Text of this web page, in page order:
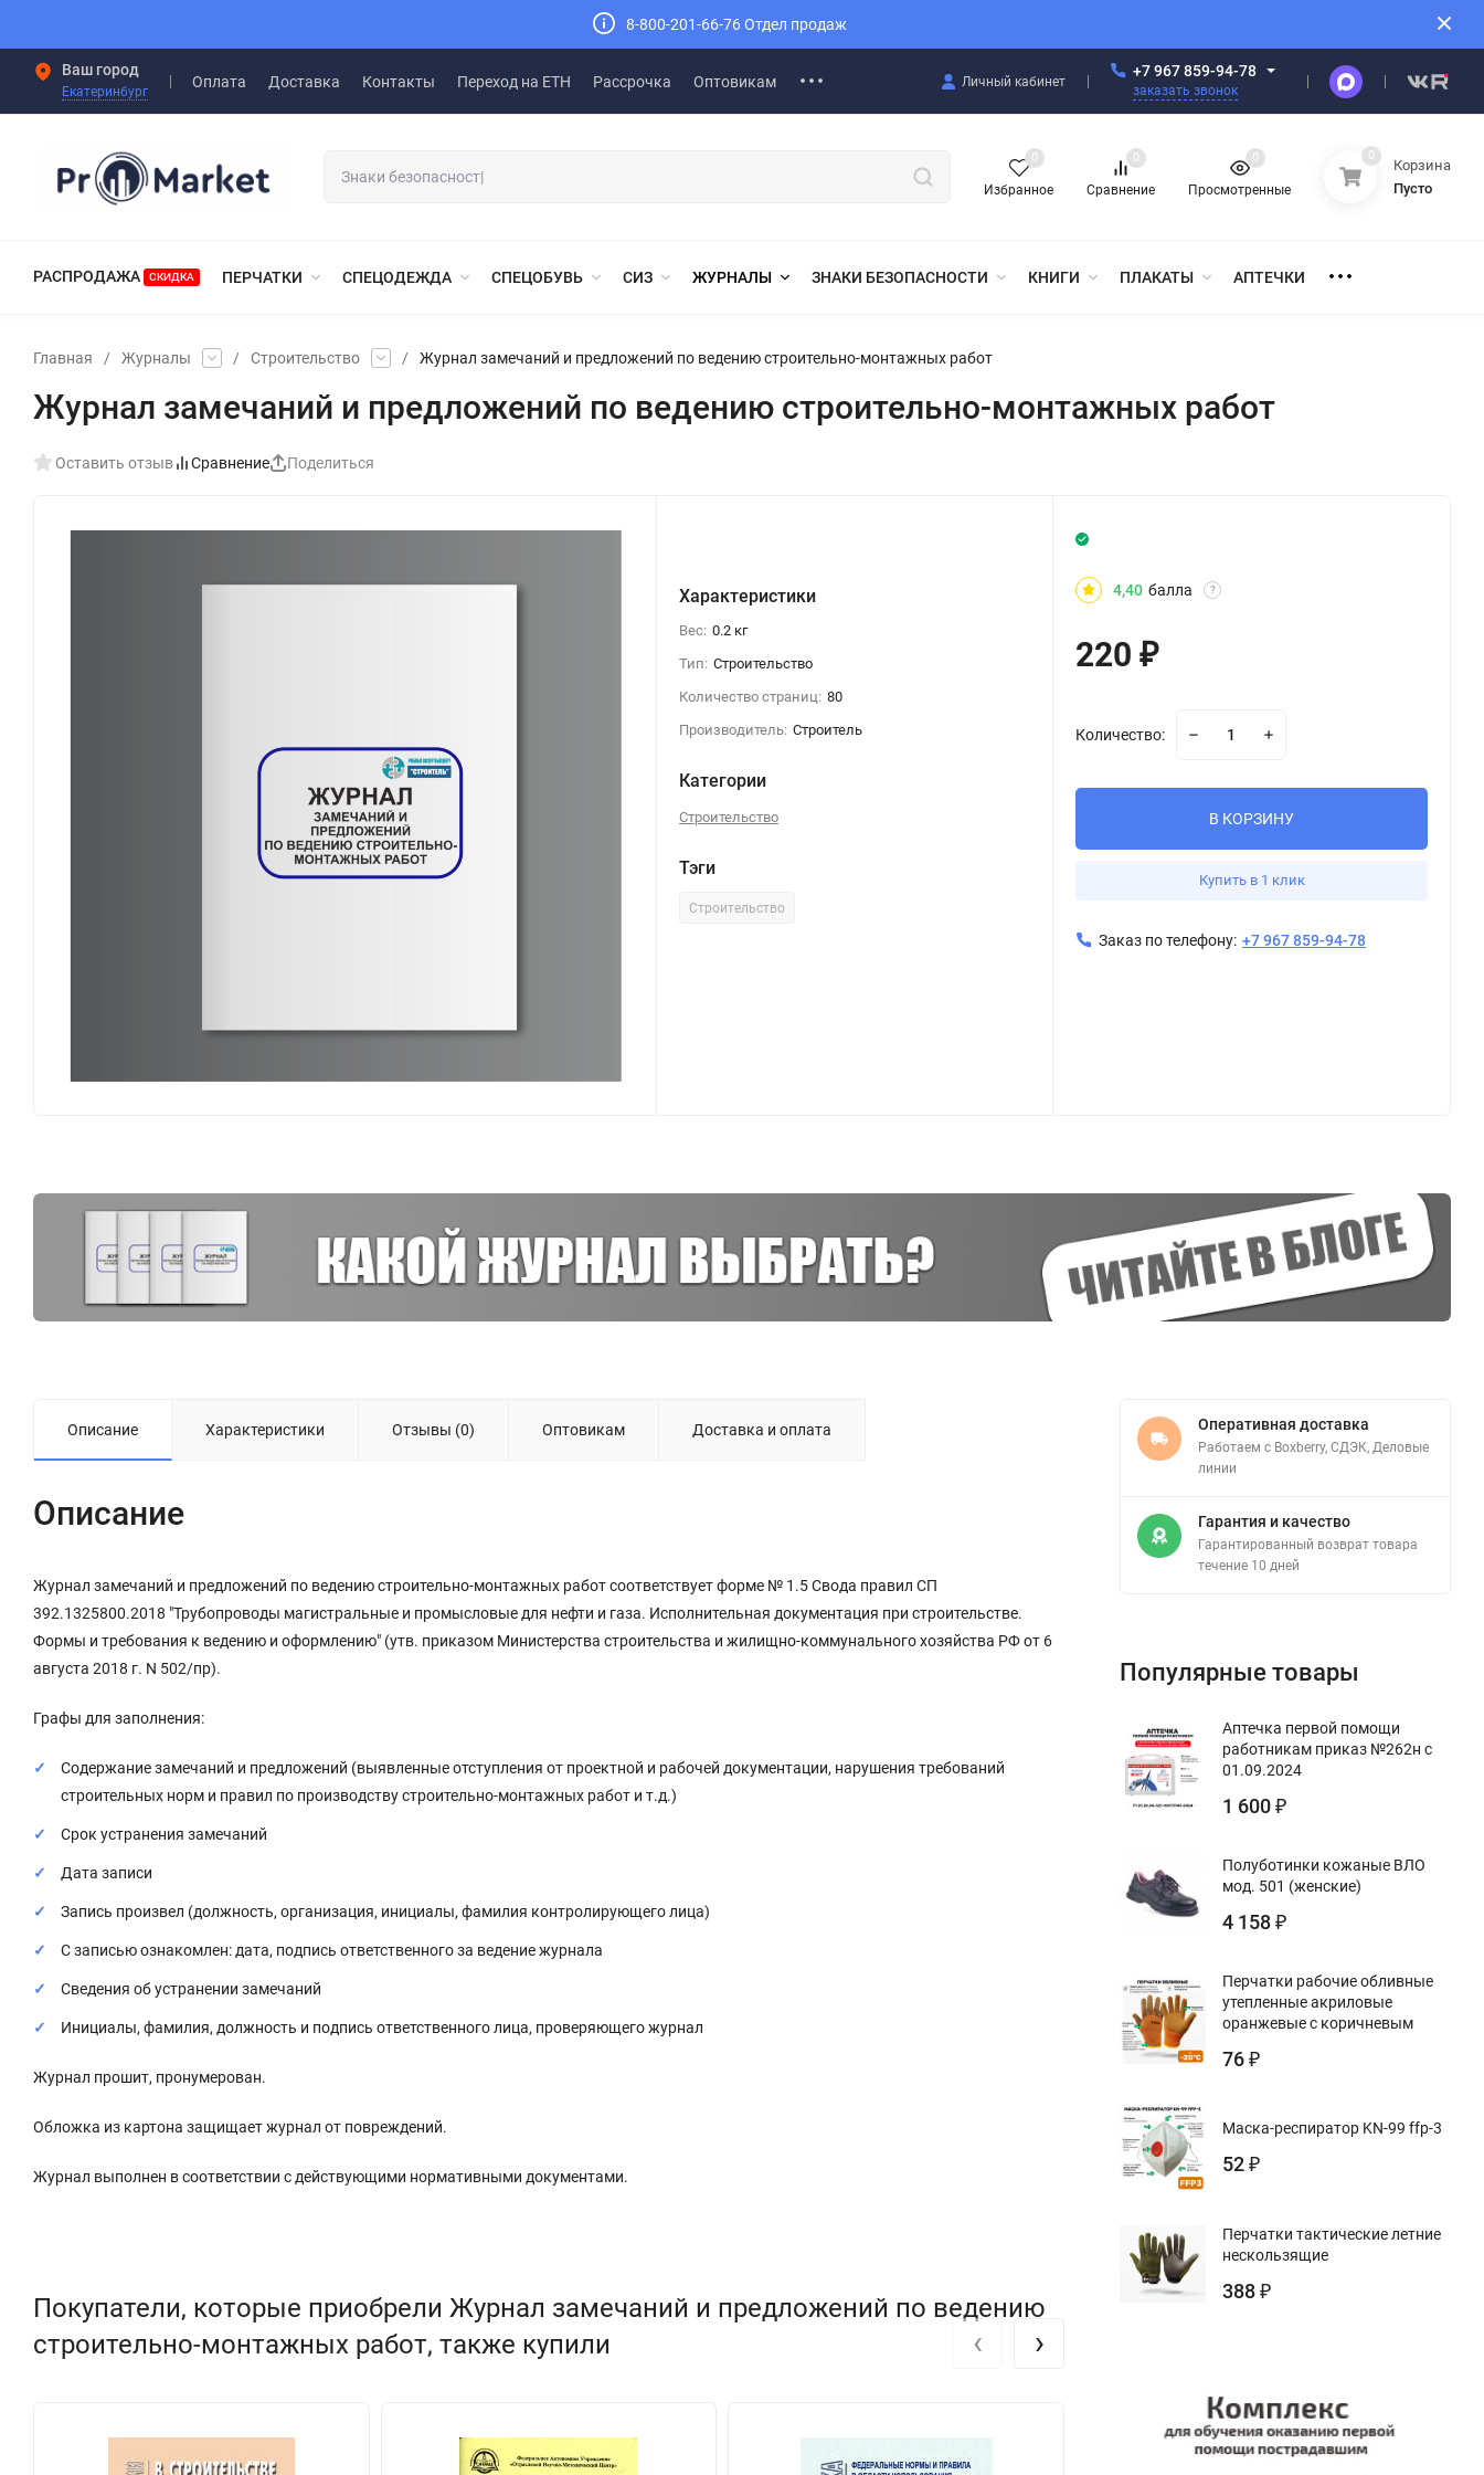
8-800-201-66-76 Отдел продаж
Ваш город
Екатеринбург
Оплата Доставка Контакты Переход на ЕТН Рассрочка Оптовикам Личный кабинет
+7 967 859-94-78
заказать звонок
Избранное
0
Сравнение
0
Просмотренные
0 0
Корзина
Пусто
РАСПРОДАЖА СКИДКА ПЕРЧАТКИ СПЕЦОДЕЖДА СПЕЦОБУВЬ СИЗ ЖУРНАЛЫ ЗНАКИ БЕЗОПАСНОСТИ КНИГИ ПЛАКАТЫ АПТЕЧКИ
Главная / Журналы / Строительство / Журнал замечаний и предложений по ведению строительно-монтажных работ
Журнал замечаний и предложений по ведению строительно-монтажных работ
Оставить отзыв Сравнение Поделиться
Характеристики
Вес: 0.2 кг
Тип: Строительство
Количество страниц: 80
Производитель: Строитель
Категории
Строительство
Тэги
Строительство
4,40 балла ?
220₽
Количество:
В КОРЗИНУ
Купить в 1 клик
Заказ по телефону: +7 967 859-94-78
Описание Характеристики Отзывы (0) Оптовикам Доставка и оплата
Описание
Журнал замечаний и предложений по ведению строительно-монтажных работ соответствует форме № 1.5 Свода правил СП
392.1325800.2018 "Трубопроводы магистральные и промысловые для нефти и газа. Исполнительная документация при строительстве.
Формы и требования к ведению и оформлению" (утв. приказом Министерства строительства и жилищно-коммунального хозяйства РФ от 6
августа 2018 г. N 502/пр).
Графы для заполнения:
Содержание замечаний и предложений (выявленные отступления от проектной и рабочей документации, нарушения требований
строительных норм и правил по производству строительно-монтажных работ и т.д.)
Срок устранения замечаний
Дата записи
Запись произвел (должность, организация, инициалы, фамилия контролирующего лица)
С записью ознакомлен: дата, подпись ответственного за ведение журнала
Сведения об устранении замечаний
Инициалы, фамилия, должность и подпись ответственного лица, проверяющего журнал
Журнал прошит, пронумерован.
Обложка из картона защищает журнал от повреждений.
Журнал выполнен в соответствии с действующими нормативными документами.
Покупатели, которые приобрели Журнал замечаний и предложений по ведению
строительно-монтажных работ, также купили
‹ ›
Оперативная доставка
Работаем с Boxberry, СДЭК, Деловые
линии
Гарантия и качество
Гарантированный возврат товара
течение 10 дней
Популярные товары
Аптечка первой помощи
работникам приказ №262н с
01.09.2024
1 600 ₽
Полуботинки кожаные ВЛО
мод. 501 (женские)
4 158 ₽
Перчатки рабочие обливные
утепленные акриловые
оранжевые с коричневым
76 ₽
Маска-респиратор KN-99 ffp-3
52 ₽
Перчатки тактические летние
нескользящие
388 ₽